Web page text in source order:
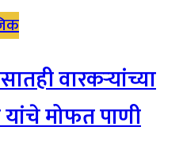
वारकऱ्यांच्या
मोफत पाणी